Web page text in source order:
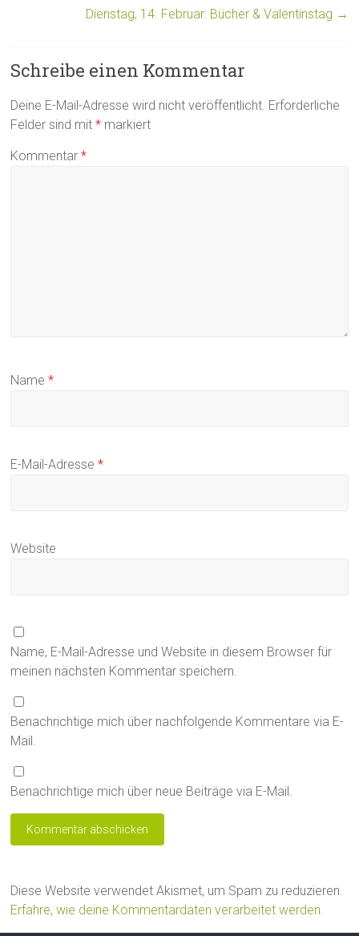
Dienstag, 14. Februar: Bücher & Valentinstag →
Schreibe einen Kommentar
Deine E-Mail-Adresse wird nicht veröffentlicht. Erforderliche
Felder sind mit* markiert
Kommentar*
Name*
E-Mail-Adresse*
Website
Name, E-Mail-Adresse und Website in diesem Browser für
meinen nächsten Kommentar speichern.
Benachrichtige mich über nachfolgende Kommentare via E-
Mail.
Benachrichtige mich über neue Beiträge via E-Mail.
Diese Website verwendet Akismet, um Spam zu reduzieren.
Erfahre, wie deine Kommentardaten verarbeitet werden.